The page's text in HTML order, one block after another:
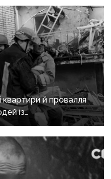
квартири й провалля
із